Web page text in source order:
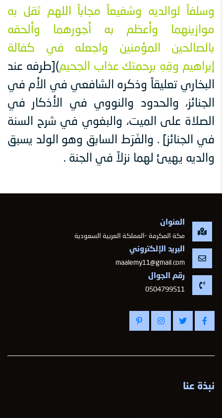
وسلفاً لوالديه وشفيعاً مجاباً اللهم ثقل به
موازينهما وأعظم به أجورهما وألحقه
بالصالحين المؤمنين واجعله في كفالة
إبراهيم وقِهِ برحمتك عذاب الجحيم)[طرفه عند
البخاري تعليقاً وذكره الشافعي في الأم في
الجنائز، والحدود والنووي في الأذكار في
الصلاة على الميت، والبغوي في شرح السنة
في الجنائز] . والفَرَط السابق وهو الولد يسبق
والديه يهيئ لهما نزلاً في الجنة .
العنوان
مكة المكرمة -المملكة العربية السعودية
البريد الإلكتروني
maalemy11@gmail.com
رقم الجوال
0504799511
-
نبذة عنا